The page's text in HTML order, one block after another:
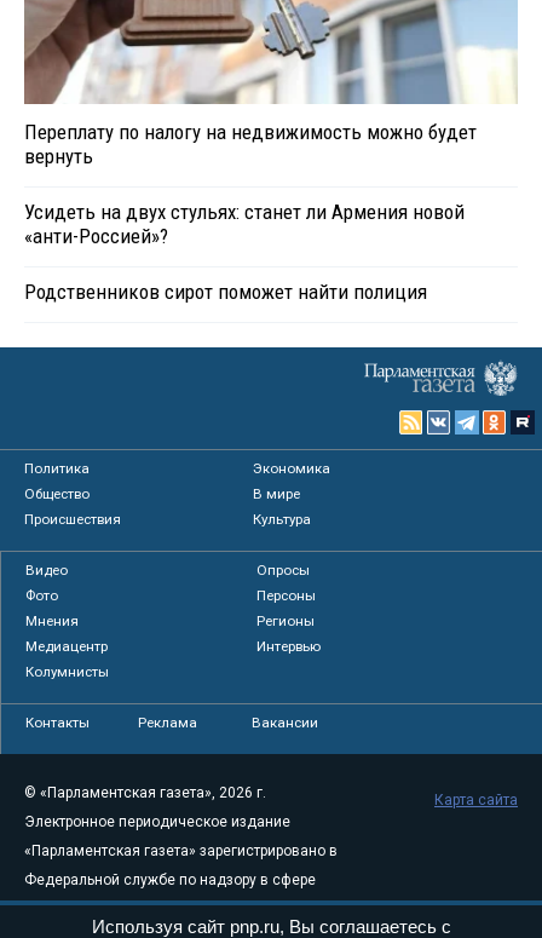
Переплату по налогу на недвижимость можно будет
вернуть
Усидеть на двух стульях: станет ли Армения новой
«анти-Россией»?
Родственников сирот поможет найти полиция
Политика
Экономика
Общество
В мире
Происшествия
Культура
Видео
Опросы
Фото
Персоны
Мнения
Регионы
Медиацентр
Интервью
Колумнисты
Контакты Реклама Вакансии
© «Парламентская газета», 2026 г.
Электронное периодическое издание
«Парламентская газета» зарегистрировано в
Федеральной службе по надзору в сфере
связи, информационных технологий и
Карта сайта
Используя сайт pnp.ru, Вы соглашаетесь с